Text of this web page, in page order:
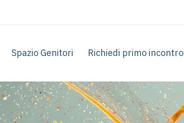
Spazio Genitori Richiedi primo incontro